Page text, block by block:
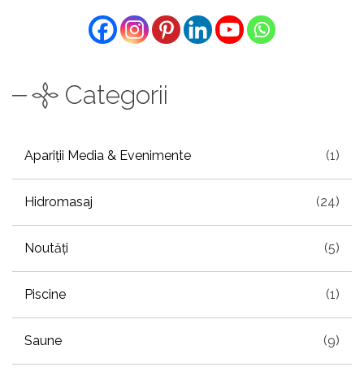
Categorii
Apariții Media & Evenimente (1)
Hidromasaj (24)
Noutăți (5)
Piscine (1)
Saune (9)